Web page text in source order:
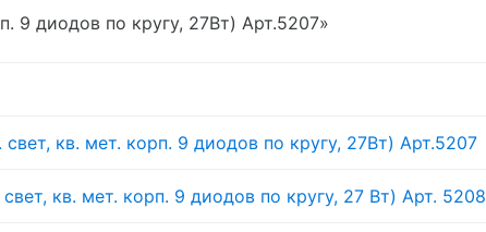
9 диодов по кругу, 27Вт) Арт.5207»
кв. мет. корп. 9 диодов по кругу, 27Вт) Арт.5207
кв. мет. корп. 9 диодов по кругу, 27 Вт) Арт. 5208